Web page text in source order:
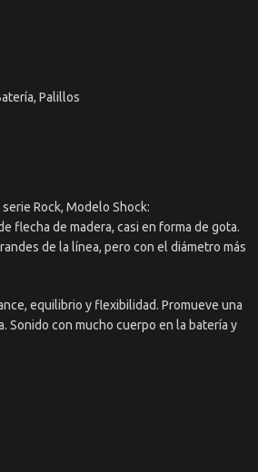
, Palillos
Rock, Modelo Shock:
flecha de madera, casi en forma de gota.
de la línea, pero con el diámetro más
equilibrio y flexibilidad. Promueve una
Sonido con mucho cuerpo en la batería y